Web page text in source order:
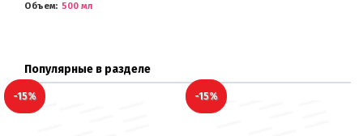
Объем
500 мл
Популярные в разделе
-15% -15%